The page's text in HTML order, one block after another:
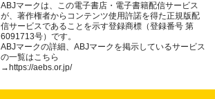
ABJマークは、この電子書店・電子書籍配信サービス
が、著作権者からコンテンツ使用許諾を得た正規版配
信サービスであることを示す登録商標（登録番号 第
6091713号）です。
ABJマークの詳細、ABJマークを掲示しているサービス
の一覧はこちら
→ https://aebs.or.jp/